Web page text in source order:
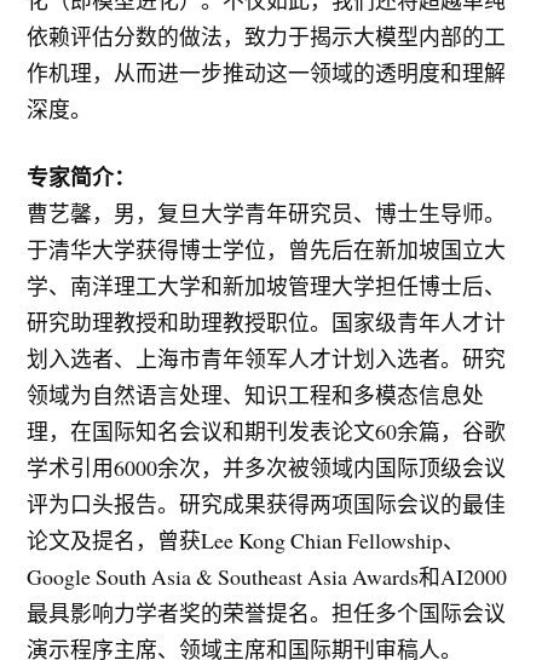
依赖评估分数的做法，致力于揭示大模型内部的工
作机理，从而进一步推动这一领域的透明度和理解
深度。
专家简介：
曹艺馨，男，复旦大学青年研究员、博士生导师。
于清华大学获得博士学位，曾先后在新加坡国立大
学、南洋理工大学和新加坡管理大学担任博士后、
研究助理教授和助理教授职位。国家级青年人才计
划入选者、上海市青年领军人才计划入选者。研究
领域为自然语言处理、知识工程和多模态信息处
理，在国际知名会议和期刊发表论文60余篇，谷歌
学术引用6000余次，并多次被领域内国际顶级会议
评为口头报告。研究成果获得两项国际会议的最佳
论文及提名，曾获Lee Kong Chian Fellowship、
Google South Asia & Southeast Asia Awards和AI2000
最具影响力学者奖的荣誉提名。担任多个国际会议
演示程序主席、领域主席和国际期刊审稿人。